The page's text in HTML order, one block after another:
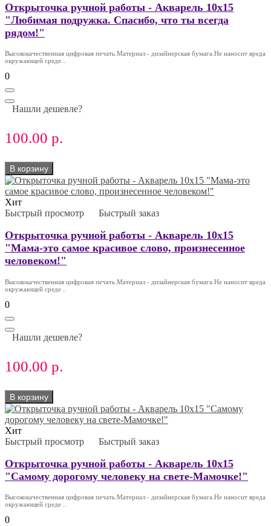
Открыточка ручной работы - Акварель 10х15
"Любимая подружка. Спасибо, что ты всегда
рядом!"
Высококачественная цифровая печать.Материал - дизайнерская бумага.Не наносит вреда
окружающей среде ..
0
Нашли дешевле?
100.00 р.
В корзину
Хит
Быстрый просмотр
Быстрый заказ
Открыточка ручной работы - Акварель 10х15
"Мама-это самое красивое слово, произнесенное
человеком!"
Высококачественная цифровая печать.Материал - дизайнерская бумага.Не наносит вреда
окружающей среде ..
0
Нашли дешевле?
100.00 р.
В корзину
Хит
Быстрый просмотр
Быстрый заказ
Открыточка ручной работы - Акварель 10х15
"Самому дорогому человеку на свете-Мамочке!"
Высококачественная цифровая печать.Материал - дизайнерская бумага.Не наносит вреда
окружающей среде ..
0